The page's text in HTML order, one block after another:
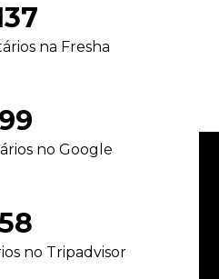
na Fresha
122
no Google
71
no Tripadvisor